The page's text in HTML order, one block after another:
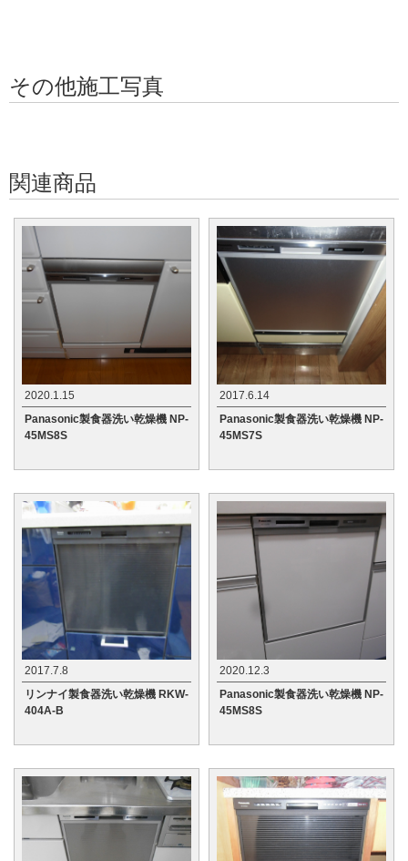
その他施工写真
関連商品
2020.1.15
Panasonic製食器洗い乾燥機 NP-
45MS8S
2017.6.14
Panasonic製食器洗い乾燥機 NP-
45MS7S
2017.7.8
リンナイ製食器洗い乾燥機 RKW-
404A-B
2020.12.3
Panasonic製食器洗い乾燥機 NP-
45MS8S